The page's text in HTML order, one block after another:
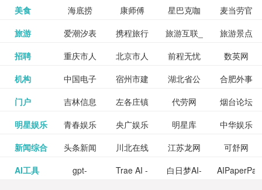
味，豆瓣
电影会推
荐好电影
给你。
说-书本网
调控管理
网
游戏
游戏邦
更多>>
美食 海底捞 康师傅 星巴克咖
啡
麦当劳官
网
心食谱网 更多>>
旅游 爱潮汐表 携程旅行
网
旅游互联_
景点门票
预订
旅游景点
点评-猫途
鹰
北京旅游
网
更多>>
招聘 重庆市人
力资源和
社会保障
北京市人
力资源和
社会保障
前程无忧
招聘网
数英网
聘才网
更多>>
机构 中国电子
检验检疫
业务网
宿州市建
委网
湖北省公
管局
合肥外事
办
湖北省粮
食局
更多>>
门户 吉林信息
网
左各庄镇
论坛
代劳网
烟台论坛
腾讯充值
中心
更多>>
明星娱乐 青春娱乐
网
央广娱乐
网,
明星库 中华娱乐
网
网易娱乐 更多>>
新闻综合 头条新闻 川北在线 江苏龙网
可舒网
巾帼网
更多>>
AI工具 gpt- Trae AI - 白日梦AI-